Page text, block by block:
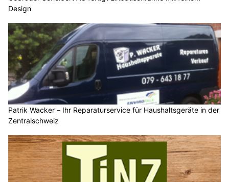
Design
Patrik Wacker – Ihr Reparaturservice für Haushaltsgeräte in der
Zentralschweiz